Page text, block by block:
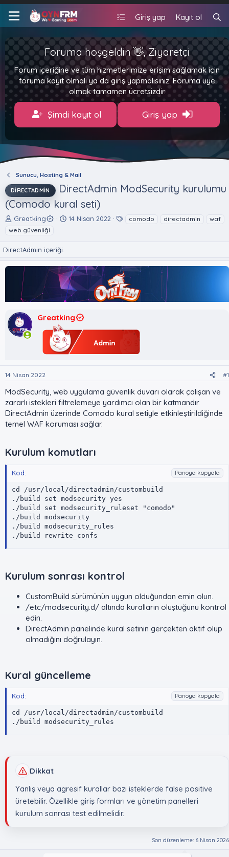
Giriş yap Kayıt ol
Foruma hoşgeldin 👋, Ziyaretçi
Forum içeriğine ve tüm hizmetlerimize erişim sağlamak için
foruma kayıt olmalı ya da giriş yapmalısınız. Foruma üye
olmak tamamen ücretsizdir.
Şimdi kayıt ol Giriş yap
Sunucu, Hosting & Mail
DIRECTADMIN
DirectAdmin ModSecurity kurulumu
(Comodo kural seti)
K
y
l
t
a
n
Greatking
B
g
ı
ç
t
r
i
h
i
14 Nisan 2022
l
e
r
comodo directadmin
waf
web güvenliği
DirectAdmin içeriği.
Greatking
14 Nisan 2022 #1
ModSecurity, web uygulama güvenlik duvarı olarak çalışan ve
zararlı istekleri filtrelemeye yardımcı olan bir katmandır.
DirectAdmin üzerinde Comodo kural setiyle etkinleştirildiğinde
temel WAF koruması sağlar.
Kurulum komutları​
Kod: Panoya kopyala
cd /usr/local/directadmin/custombuild
./build set modsecurity yes
./build set modsecurity_ruleset "comodo"
./build modsecurity
./build modsecurity_rules
./build rewrite_confs
Kurulum sonrası kontrol​
CustomBuild sürümünün uygun olduğundan emin olun.
/etc/modsecurity.d/ altında kuralların oluştuğunu kontrol
edin.
DirectAdmin panelinde kural setinin gerçekten aktif olup
olmadığını doğrulayın.
Kural güncelleme​
Kod: Panoya kopyala
cd /usr/local/directadmin/custombuild
./build modsecurity_rules
Dikkat
Yanlış veya agresif kurallar bazı isteklerde false positive
üretebilir. Özellikle giriş formları ve yönetim panelleri
kurulum sonrası test edilmelidir.
Son düzenleme: 6 Nisan 2026